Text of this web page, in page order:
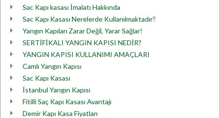
Sac Kapı kasası İmalatı Hakkında
Sac Kapı Kasası Nerelerde Kullanılmaktadır?
Yangın Kapıları Zarar Değil, Yarar Sağlar!
SERTİFİKALI YANGIN KAPISI NEDİR?
YANGIN KAPISI KULLANIMI AMAÇLARI
Camlı Yangın Kapısı
Sac Kapı Kasası
İstanbul Yangın Kapısı
Fitilli Saç Kapı Kasası Avantajı
Demir Kapı Kasa Fiyatları